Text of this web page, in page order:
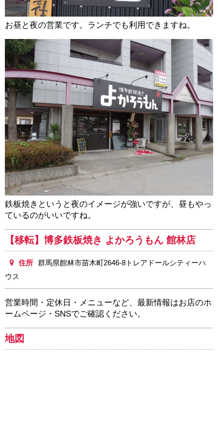
お昼と夜の営業です。ランチでも利用できますね。
鉄板焼きというと夜のイメージが強いですが、昼もやっ
ているのがいいですね。
【移転】博多鉄板焼き よかろうもん 館林店
住所
群馬県館林市苗木町2646-8トレアドールシティーハ
ウス
営業時間・定休日・メニューなど、最新情報はお店のホ
ームページ・SNSでご確認ください。
地図